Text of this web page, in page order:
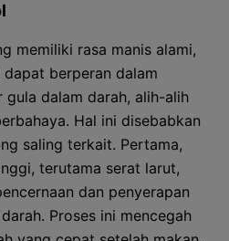
memiliki rasa manis alami,
berperan dalam
dalam darah, alih-alih
Hal ini disebabkan
saling terkait. Pertama,
terutama serat larut,
dan penyerapan
Proses ini mencegah